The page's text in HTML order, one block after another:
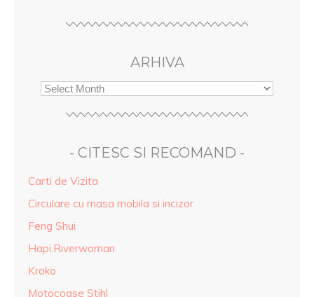
ARHIVA
- CITESC SI RECOMAND -
Carti de Vizita
Circulare cu masa mobila si incizor
Feng Shui
Hapi.Riverwoman
Kroko
Motocoase Stihl